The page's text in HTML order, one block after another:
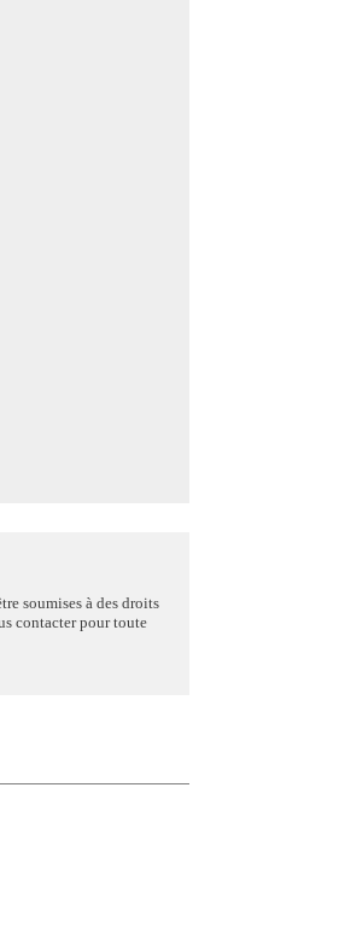
soumises à des droits
contacter pour toute